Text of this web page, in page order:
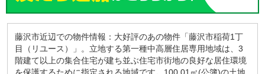
藤沢市近辺での物件情報：大好評のあの物件「藤沢市稲荷1丁
目（リユース）」。立地する第一種中高層住居専用地域は、3
階建て以上の集合住宅が建ち並ぶ住宅市街地の良好な居住環境